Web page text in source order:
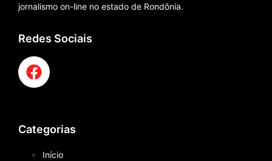
jornalismo on-line no estado de Rondônia.
Redes Sociais
Categorias
Início